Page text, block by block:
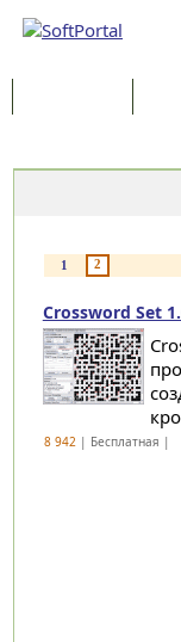
1 2
Crossword Set
8 942| Бесплатная |